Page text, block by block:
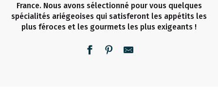
France. Nous avons sélectionné pour vous quelques
spécialités ariégeoises qui satisferont les appétits les
plus féroces et les gourmets les plus exigeants !